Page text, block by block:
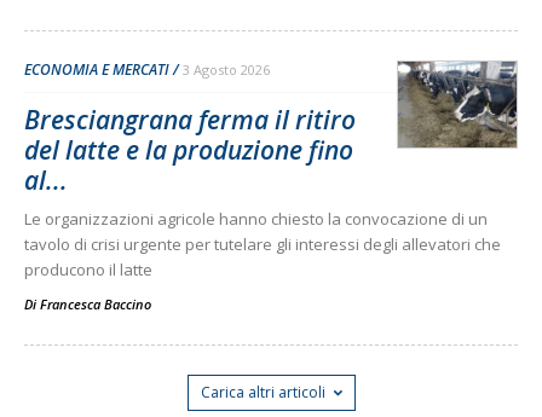
ECONOMIA E MERCATI 3 Agosto 2026
Bresciangrana ferma il ritiro
del latte e la produzione fino
al...
Le organizzazioni agricole hanno chiesto la convocazione di un
tavolo di crisi urgente per tutelare gli interessi degli allevatori che
producono il latte
Di Francesca Baccino
Carica altri articoli